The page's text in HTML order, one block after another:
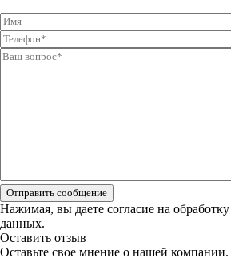
Отправить сообщение
Нажимая, вы даете согласие на
данных.
Оставить отзыв
Оставьте свое мнение о нашей компании.